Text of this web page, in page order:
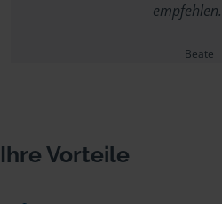
empfehlen.
Beate
Ihre Vorteile